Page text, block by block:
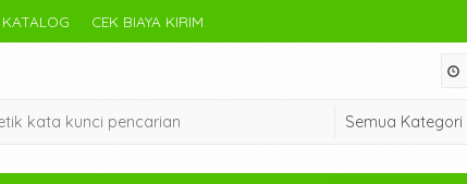
KATALOG CEK BIAYA KIRIM